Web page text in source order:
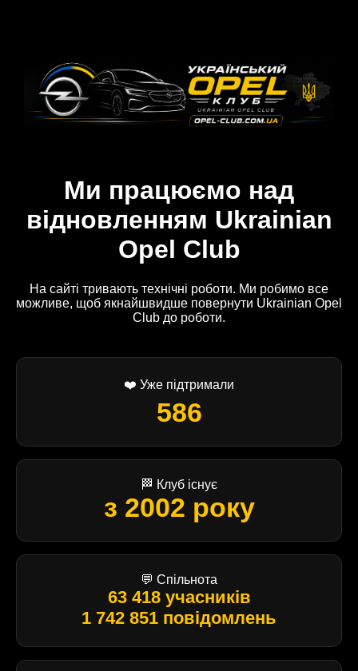
Ми працюємо над
відновленням Ukrainian
Opel Club
На сайті тривають технічні роботи. Ми робимо все
можливе, щоб якнайшвидше повернути Ukrainian Opel
Club до роботи.
❤️ Уже підтримали
586
🏁 Клуб існує
з 2002 року
💬 Спільнота
63 418 учасників
1 742 851 повідомлень